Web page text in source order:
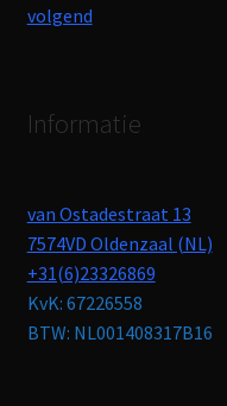
volgend
Informatie
van Ostadestraat 13
7574VD Oldenzaal (NL)
+31(6)23326869
KvK: 67226558
BTW: NL001408317B16